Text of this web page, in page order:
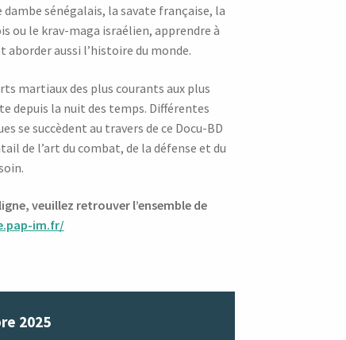
sénégalais, la savate française, la
ou le krav-maga israélien, apprendre à
aborder aussi l’histoire du monde.
martiaux des plus courants aux plus
depuis la nuit des temps. Différentes
se succèdent au travers de ce Docu-BD
de l’art du combat, de la défense et du
veuillez retrouver l’ensemble de
im.fr/
2025